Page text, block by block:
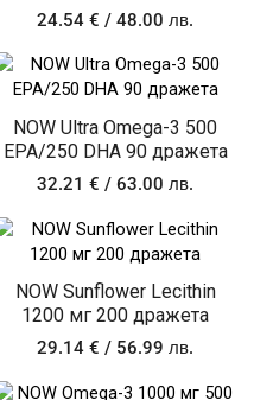
24.54€ / 48.00 лв.
NOW Ultra Omega-3 500
EPA/250 DHA 90 дражета
32.21€ / 63.00 лв.
NOW Sunflower Lecithin
1200 мг 200 дражета
29.14€ / 56.99 лв.